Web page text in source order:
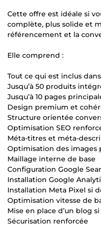
Cette offre est idéale si
complète, plus solide et
référencement et la
Elle comprend :
Tout ce qui est inclus
Jusqu’à 50 produits
Jusqu’à 10 pages
Design premium et
Structure orientée
Optimisation SEO
Méta-titres et méta-
Optimisation des images
Maillage interne de base
Configuration Google
Installation Google
Installation Meta Pixel si
Optimisation vitesse de
Mise en place d’un blog
Sécurisation renforcée